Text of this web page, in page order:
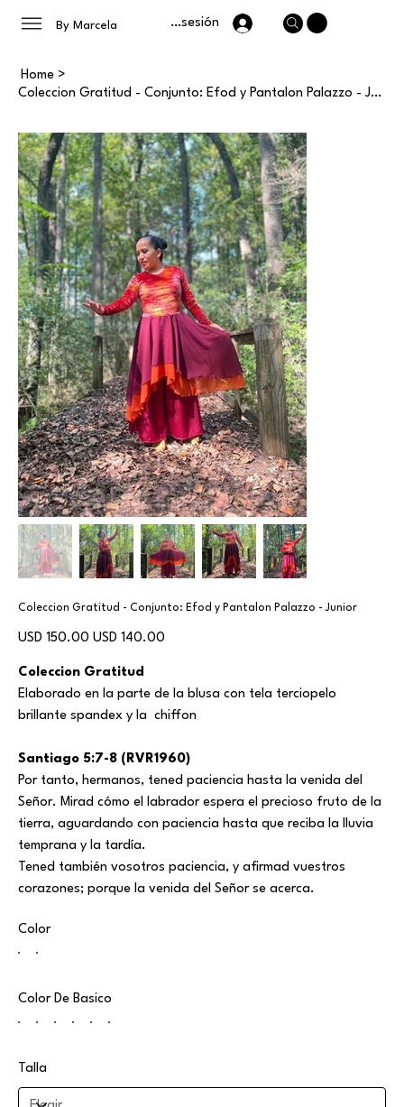
By Marcela Iniciar sesión
Home >
Coleccion Gratitud - Conjunto: Efod y Pantalon Palazzo - Junior
Coleccion Gratitud - Conjunto: Efod y Pantalon Palazzo - Junior
Precio
original
USD 150.00
Precio
de
USD 140.00
Coleccion Gratitud
Elaborado en la parte de la blusa con tela terciopelo
brillante spandex y la chiffon
Santiago 5:7-8 (RVR1960)
Por tanto, hermanos, tened paciencia hasta la venida del
Señor. Mirad cómo el labrador espera el precioso fruto de la
tierra, aguardando con paciencia hasta que reciba la lluvia
temprana y la tardía.
Tened también vosotros paciencia, y afirmad vuestros
corazones; porque la venida del Señor se acerca.
Color
Color De Basico
Talla